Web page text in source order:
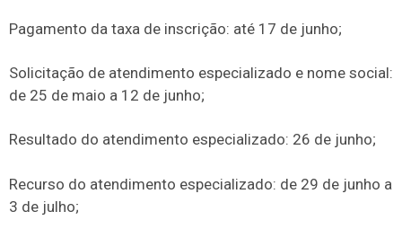
Pagamento da taxa de inscrição: até 17 de junho;
Solicitação de atendimento especializado e nome social:
de 25 de maio a 12 de junho;
Resultado do atendimento especializado: 26 de junho;
Recurso do atendimento especializado: de 29 de junho a
3 de julho;